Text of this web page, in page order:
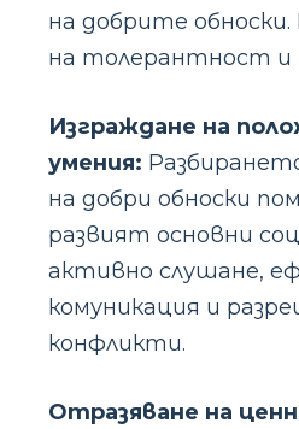
на добрите
на толерантност и
Изграждане на
умения:
на добри обноски
развият основни
активно слушане,
комуникация и
конфликти.
Отразяване на